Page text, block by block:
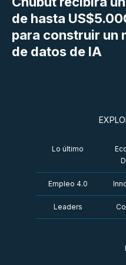
de hasta
para construir un
de datos de IA
Lo último
Empleo 4.0
Leaders